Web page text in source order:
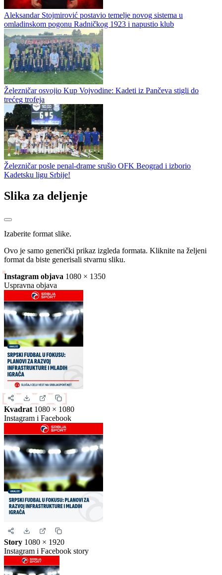
Aleksandar Stojmirović postavio temelje novog sistema u
omladinskom pogonu Radničkog 1923 i napustio klub
Železničar osvojio Kup Vojvodine: Kadeti iz Pančeva stigli do
trećeg trofeja
Železničar posle penal-drame srušio OFK Beograd i izborio
Kadetsku ligu Srbije!
Slika za deljenje
Izaberite format slike.
Ovo je samo generički prikaz izgleda formata. Kliknite na željeni
format da biste generisali stvarnu sliku.
Instagram objava 1080 × 1350
Uspravna objava
Kvadrat 1080 × 1080
Instagram i Facebook
Story 1080 × 1920
Instagram i Facebook story